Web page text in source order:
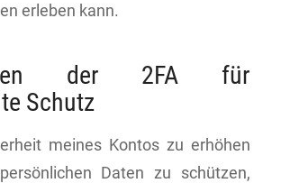
erleben kann.
der 2FA für
Schutz
meines Kontos zu erhöhen
Daten zu schützen,